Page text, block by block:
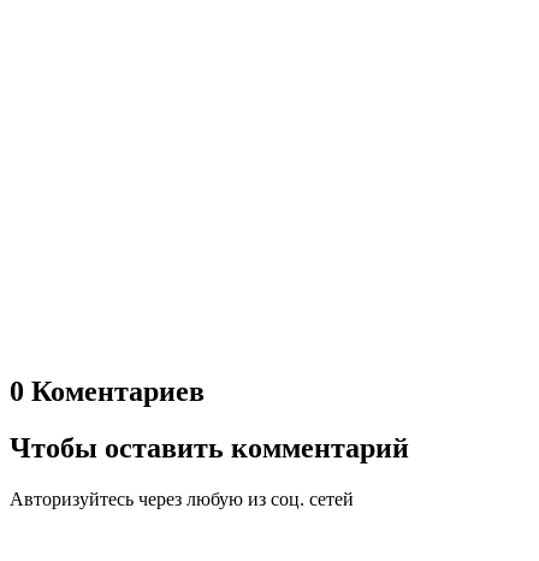
0 Коментариев
Чтобы оставить комментарий
Авторизуйтесь через любую из соц. сетей